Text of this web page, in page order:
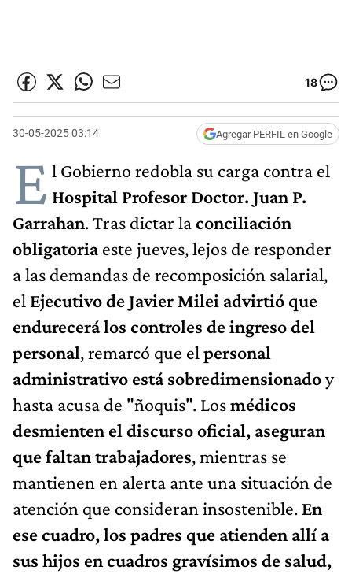
18
30-05-2025 03:14 Agregar PERFIL en Google
E l Gobierno redobla su carga contra el
Hospital Profesor Doctor. Juan P.
Garrahan. Tras dictar laconciliación
obligatoriaeste jueves, lejos de responder
a las demandas de recomposición salarial,
el Ejecutivo de Javier Milei advirtió que
endurecerá los controles de ingreso del
personal, remarcó que el personal
administrativo está sobredimensionadoy
hasta acusa de "ñoquis". Losmédicos
desmienten el discurso oficial, aseguran
que faltan trabajadores, mientras se
mantienen en alerta ante una situación de
atención que consideran insostenible. En
ese cuadro, los padres que atienden allí a
sus hijos en cuadros gravísimos de salud,